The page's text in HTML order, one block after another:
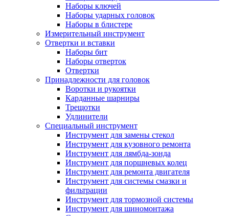
Наборы ключей
Наборы ударных головок
Наборы в блистере
Измерительный инструмент
Отвертки и вставки
Наборы бит
Наборы отверток
Отвертки
Принадлежности для головок
Воротки и рукоятки
Карданные шарниры
Трещотки
Удлинители
Специальный инструмент
Инструмент для замены стекол
Инструмент для кузовного ремонта
Инструмент для лямбда-зонда
Инструмент для поршневых колец
Инструмент для ремонта двигателя
Инструмент для системы смазки и
фильтрации
Инструмент для тормозной системы
Инструмент для шиномонтажа